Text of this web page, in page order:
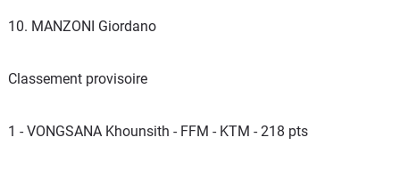
10. MANZONI Giordano
Classement provisoire
1 - VONGSANA Khounsith - FFM - KTM - 218 pts